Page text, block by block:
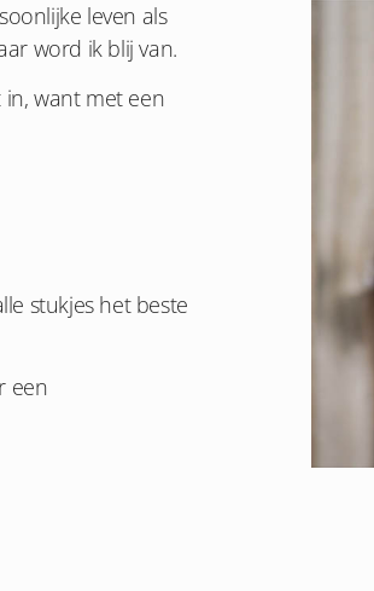
leven als
word ik blij van.
want met een
stukjes het beste
een